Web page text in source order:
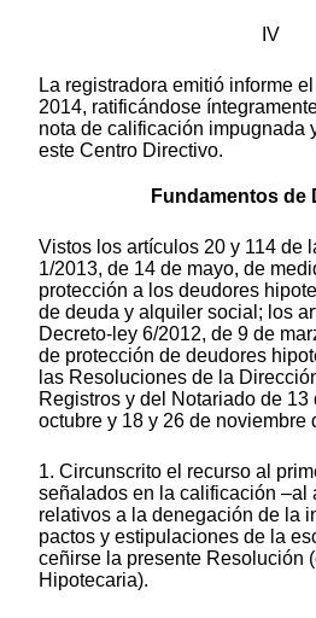
IV
La registradora emitió informe
2014, ratificándose
nota de calificación impugnada
este Centro Directivo.
Fundamentos de
Vistos los artículos 20 y 114 de
1/2013, de 14 de mayo, de
protección a los deudores
de deuda y alquiler social; los
Decreto-ley 6/2012, de 9 de
de protección de deudores
las Resoluciones de la
Registros y del Notariado de
octubre y 18 y 26 de noviembre
1. Circunscrito el recurso al
señalados en la calificación –al
relativos a la denegación de la
pactos y estipulaciones de la
ceñirse la presente Resolución
Hipotecaria).